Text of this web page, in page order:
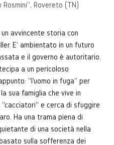
Rosmini", Rovereto (TN)
avvincente storia con
E' ambientato in un futuro
e il governo è autoritario.
a un pericoloso
"l'uomo in fuga" per
sua famiglia che vive in
e cerca di sfuggire
Ha una trama piena di
di una società nella
sulla sofferenza dei